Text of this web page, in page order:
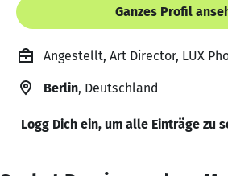
Ganzes Profil
Angestellt, Art Director, LUX
Berlin, Deutschland
Logg Dich ein, um alle Einträge zu